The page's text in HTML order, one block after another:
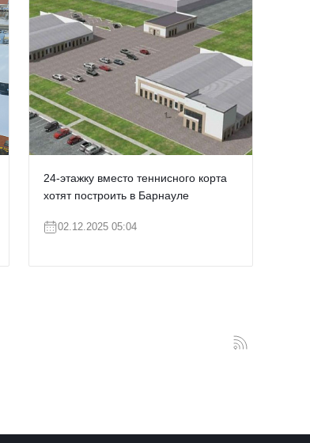
24-этажку вместо теннисного корта
хотят построить в Барнауле
02.12.2025 05:04